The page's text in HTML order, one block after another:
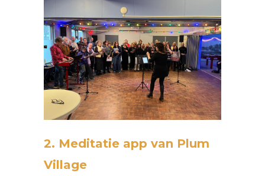
2. Meditatie app van Plum
Village